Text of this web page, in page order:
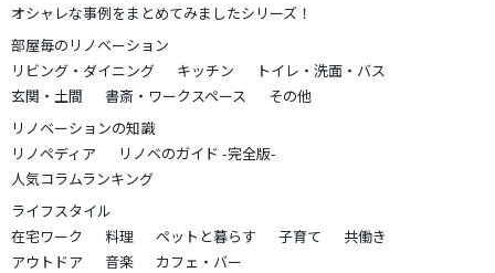
オシャレな事例をまとめてみましたシリーズ！
部屋毎のリノベーション
リビング・ダイニング
キッチン
トイレ・洗面・バス
玄関・土間
書斎・ワークスペース
その他
リノベーションの知識
リノペディア
リノベのガイド -完全版-
人気コラムランキング
ライフスタイル
在宅ワーク
料理 ペットと暮らす 子育て
共働き
アウトドア
音楽
カフェ・バー